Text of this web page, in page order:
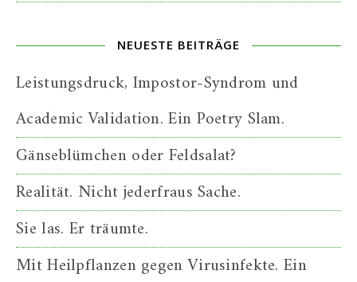
NEUESTE BEITRÄGE
Leistungsdruck, Impostor-Syndrom und
Academic Validation. Ein Poetry Slam.
Gänseblümchen oder Feldsalat?
Realität. Nicht jederfraus Sache.
Sie las. Er träumte.
Mit Heilpflanzen gegen Virusinfekte. Ein